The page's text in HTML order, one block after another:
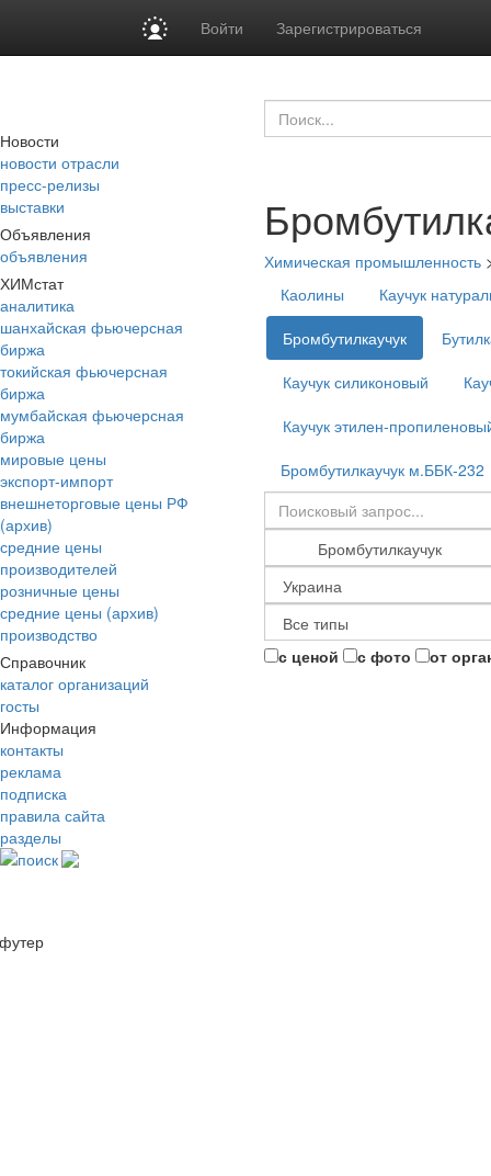
Войти Зарегистрироваться
Новости
новости отрасли
пресс-релизы
выставки
Объявления
объявления
ХИМстат
аналитика
шанхайская фьючерсная
биржа
токийская фьючерсная
биржа
мумбайская фьючерсная
биржа
мировые цены
экспорт-импорт
внешнеторговые цены РФ
(архив)
средние цены
производителей
розничные цены
средние цены (архив)
производство
Справочник
каталог организаций
госты
Информация
контакты
реклама
подписка
правила сайта
разделы
поиск
Химическая промышленность
Каолины
Каучук
Бромбутилкаучук
Каучук силиконовый
Каучук этилен-
Бромбутилкаучук м.ББК-232
с ценой с фото от
футер